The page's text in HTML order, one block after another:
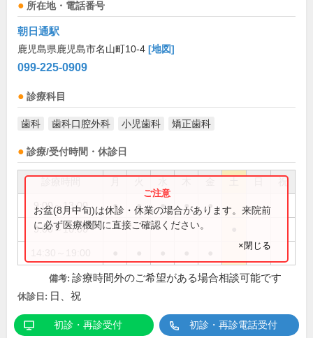
所在地・電話番号
朝日通駅
鹿児島県鹿児島市名山町10-4 [地図]
099-225-0909
診療科目
歯科 歯科口腔外科 小児歯科 矯正歯科
診療/受付時間・休診日
祝
9:00～13:00 ● ● ● ● ●
9:00～16:00
お盆(8月中旬)は休診・休業の場合があります。来院前
に必ず医療機関に直接ご確認ください。
×閉じる
備考: 診療時間外のご希望がある場合相談可能です
休診日: 日、祝
初診・再診受付 初診・再診電話受付